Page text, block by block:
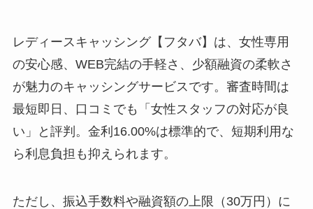
レディースキャッシング【フタバ】は、女性専用
の安心感、WEB完結の手軽さ、少額融資の柔軟さ
が魅力のキャッシングサービスです。審査時間は
最短即日、口コミでも「女性スタッフの対応が良
い」と評判。金利16.00%は標準的で、短期利用な
ら利息負担も抑えられます。
ただし、振込手数料や融資額の上限（30万円）に